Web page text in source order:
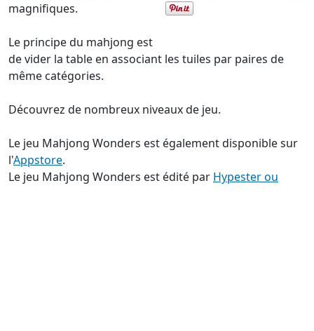
magnifiques.
Le principe du mahjong est
de vider la table en associant les tuiles par paires de
même catégories.
Découvrez de nombreux niveaux de jeu.
Le jeu Mahjong Wonders est également disponible sur
l'Appstore.
Le jeu Mahjong Wonders est édité par Hypester ou